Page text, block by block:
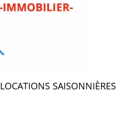
LOCATIONS SAISONNIÈRES